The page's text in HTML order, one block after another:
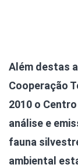
Além destas
Cooperação
2010 o
análise e
fauna
ambiental